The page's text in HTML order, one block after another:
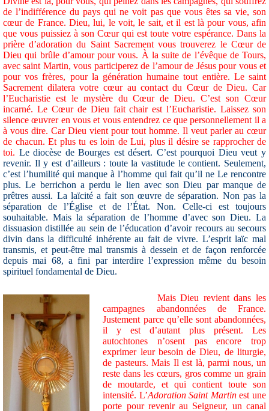
de l’indifférence du pays qui ne voit pas que vous êtes sa vie, son
cœur de France. Dieu, lui, le voit, le sait, et il est là pour vous, afin
que vous puissiez à son Cœur qui est toute votre espérance. Dans la
prière d’adoration du Saint Sacrement vous trouverez le Cœur de
Dieu qui brûle d’amour pour vous. À la suite de l’évêque de Tours,
avec saint Martin, vous participerez de l’amour de Jésus pour vous et
pour vos frères, pour la génération humaine tout entière. Le saint
Sacrement dilatera votre cœur au contact du Cœur de Dieu. Car
l’Eucharistie est le mystère du Cœur de Dieu. C’est son Cœur
incarné. Le Cœur de Dieu fait chair est l’Eucharistie. Laissez son
silence œuvrer en vous et vous entendrez ce que personnellement il a
à vous dire. Car Dieu vient pour tout homme. Il veut parler au cœur
de chacun. Et plus tu es loin de Lui, plus il désire se rapprocher de
toi. Le diocèse de Bourges est désert. C’est pourquoi Dieu veut y
revenir. Il y est d’ailleurs : toute la vastitude le contient. Seulement,
c’est l’humilité qui manque à l’homme qui fait qu’il ne Le rencontre
plus. Le berrichon a perdu le lien avec son Dieu par manque de
prêtres aussi. La laïcité a fait son œuvre de séparation. Non pas la
séparation de l’Église et de l’État. Non. Celle-ci est toujours
souhaitable. Mais la séparation de l’homme d’avec son Dieu. La
dissuasion distillée au sein de l’éducation d’avoir recours au secours
divin dans la difficulté inhérente au fait de vivre. L’esprit laïc mal
transmis, et peut-être mal transmis à dessein et de façon renforcée
depuis mai 68, a fini par interdire l’expression même du besoin
spirituel fondamental de Dieu.
Mais Dieu revient dans les
campagnes abandonnées de France.
Justement parce qu’elle sont abandonnées,
il y est d’autant plus présent. Les
autochtones n’osent pas encore trop
exprimer leur besoin de Dieu, de liturgie,
de pasteurs. Mais Il est là, parmi nous, un
reste dans les cœurs, gros comme un grain
de moutarde, et qui contient toute son
intensité. L’Adoration Saint Martinest une
porte pour revenir au Seigneur, un canal